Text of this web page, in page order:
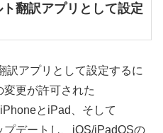
翻訳アプリとして設定
アプリとして設定するに
更が許可された
とiPad、そして
デートし、iOS/iPadOSの